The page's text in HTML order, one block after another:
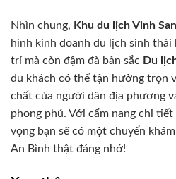
Nhìn chung, Khu du lịch Vinh
hình kinh doanh du lịch sinh thái
trí mà còn đậm đà bản sắc Du
du khách có thể tận hưởng trọn
chất của người dân địa phương
phong phú. Với cẩm nang chi tiết
vọng bạn sẽ có một chuyến
An Bình thật đáng nhớ!